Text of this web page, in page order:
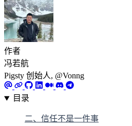
作者
冯若航
Pigsty 创始人, @Vonng
目录
二、信任不是一件事